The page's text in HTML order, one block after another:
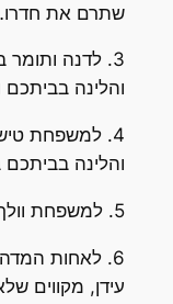
שתרם את
3. לדנה
והלינה בביתכם
4. למשפחת
והלינה בביתכם
5. למשפחת וולך על שפתחתם את ביתכם במיתר
6. לאחות
עידן, מקווים